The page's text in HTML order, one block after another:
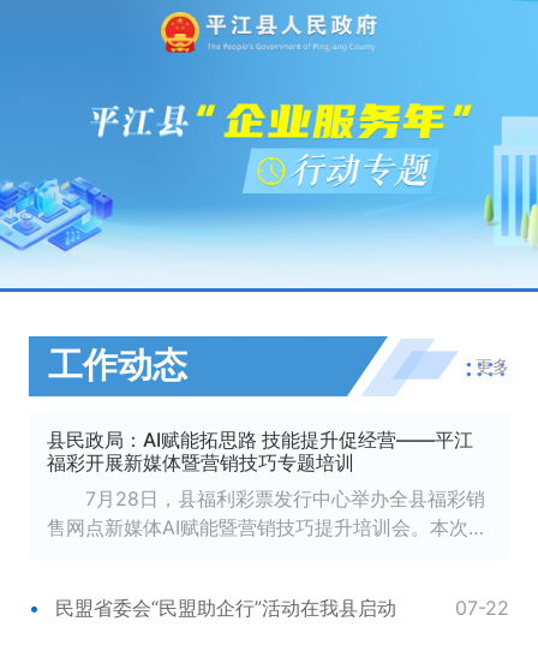
工作动态 更多
县民政局：AI赋能拓思路 技能提升促经营——平江
福彩开展新媒体暨营销技巧专题培训
7月28日，县福利彩票发行中心举办全县福彩销
售网点新媒体AI赋能暨营销技巧提升培训会。本次培
民盟省委会“民盟助企行”活动在我县启动 07-22